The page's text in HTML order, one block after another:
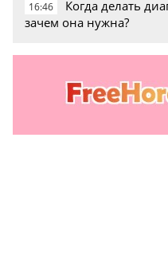
16:46
Когда делать
зачем она нужна?